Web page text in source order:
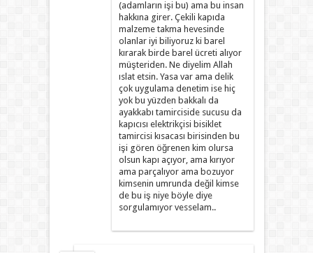
(adamların işi bu) ama bu insan
hakkına girer. Çekili kapıda
malzeme takma hevesinde
olanlar iyi biliyoruz ki barel
kırarak birde barel ücreti alıyor
müşteriden. Ne diyelim Allah
ıslat etsin. Yasa var ama delik
çok uygulama denetim ise hiç
yok bu yüzden bakkalı da
ayakkabı tamirciside sucusu da
kapıcısı elektrikçisi bisiklet
tamircisi kısacası birisinden bu
işi gören öğrenen kim olursa
olsun kapı açıyor, ama kırıyor
ama parçalıyor ama bozuyor
kimsenin umrunda değil kimse
de bu iş niye böyle diye
sorgulamıyor vesselam..